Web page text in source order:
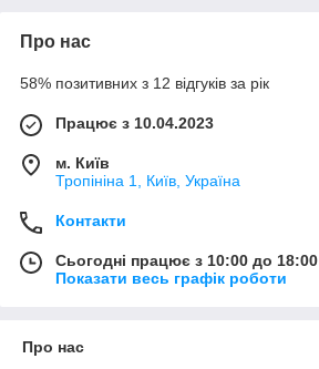
Про нас
58% позитивних з 12 відгуків за рік
Працює з 10.04.2023
м. Київ
Тропініна 1, Київ, Україна
Контакти
Сьогодні працює з 10:00 до 18:00
Показати весь графік роботи
Про нас